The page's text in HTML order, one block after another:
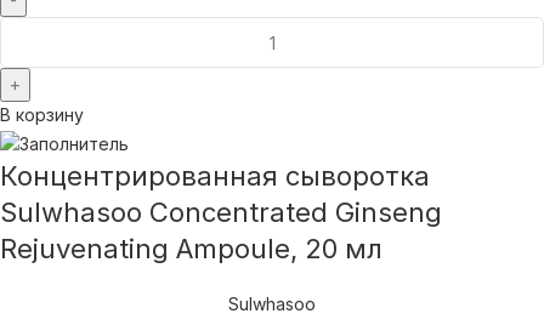
В корзину
Концентрированная сыворотка
Sulwhasoo Concentrated Ginseng
Rejuvenating Ampoule, 20 мл
Sulwhasoo